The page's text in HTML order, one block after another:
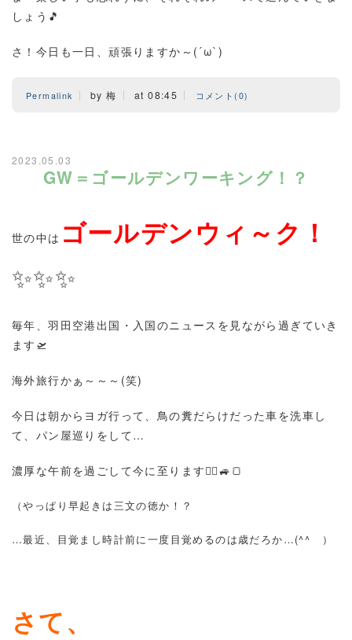
しょう🎵
さ！今日も一日、頑張りますか～(´ω`)
Permalink by 梅 at 08:45 コメント(0)
2023.05.03
GW＝ゴールデンワーキング！？
世の中は ゴールデンウィ～ク！
✨✨✨
毎年、羽田空港出国・入国のニュースを見ながら過ぎていき
ます🛫
海外旅行かぁ～～～(笑)
今日は朝からヨガ行って、鳥の糞だらけだった車を洗車し
て、パン屋巡りをして…
濃厚な午前を過ごして今に至ります🧘‍♀️🚙🍞
（やっぱり早起きは三文の徳か！？
…最近、目覚まし時計前に一度目覚めるのは歳だろか…(^^ゞ）
さて、